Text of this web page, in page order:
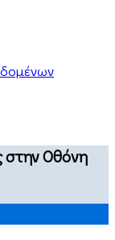
στην Οθόνη